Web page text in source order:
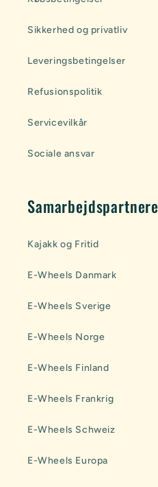
Sikkerhed og privatliv
Leveringsbetingelser
Refusionspolitik
Servicevilkår
Sociale ansvar
Samarbejdspartnere
Kajakk og Fritid
E-Wheels Danmark
E-Wheels Sverige
E-Wheels Norge
E-Wheels Finland
E-Wheels Frankrig
E-Wheels Schweiz
E-Wheels Europa